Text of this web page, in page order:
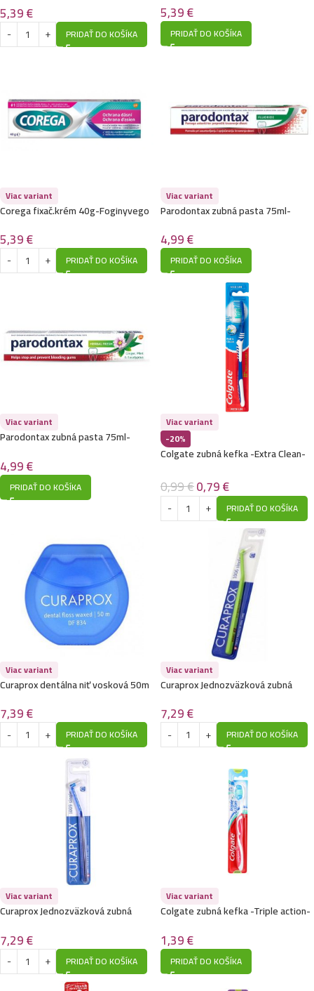
5,39€
PRIDAŤ DO KOŠÍKA
5,39€
PRIDAŤ DO KOŠÍKA
Viac variant
Corega fixač.krém 40g-Foginyvego
5,39€
PRIDAŤ DO KOŠÍKA
Viac variant
Parodontax zubná pasta 75ml-
4,99€
PRIDAŤ DO KOŠÍKA
Viac variant
Parodontax zubná pasta 75ml-
4,99€
PRIDAŤ DO KOŠÍKA
-20%
Viac variant
Colgate zubná kefka -Extra Clean-
0,99€0,79€
PRIDAŤ DO KOŠÍKA
Viac variant
Curaprox dentálna niť vosková 50m
7,39€
PRIDAŤ DO KOŠÍKA
Viac variant
Curaprox Jednozväzková zubná
7,29€
PRIDAŤ DO KOŠÍKA
Viac variant
Curaprox Jednozväzková zubná
7,29€
PRIDAŤ DO KOŠÍKA
Viac variant
Colgate zubná kefka -Triple action-
1,39€
PRIDAŤ DO KOŠÍKA